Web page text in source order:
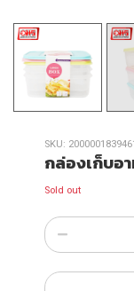
SKU: 2000001839461
กล่องเก็บอ
Sold out